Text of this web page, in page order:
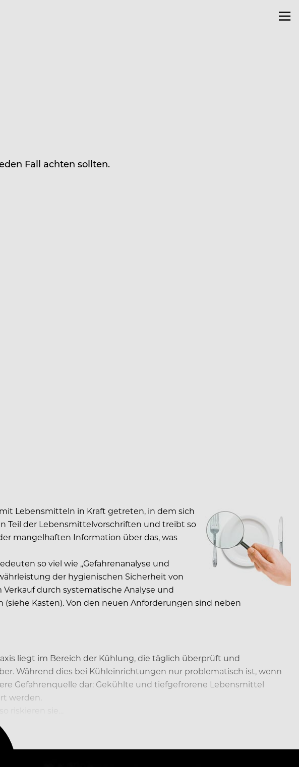
Fall achten sollten.
Lebensmitteln in Kraft getreten, in dem sich
Teil der Lebensmittelvorschriften und treibt so
mangelhaften Information über das, was
so viel wie „Gefahrenanalyse und
der hygienischen Sicherheit von
durch systematische Analyse und
Kasten). Von den neuen Anforderungen sind neben
liegt im Bereich der Kühlung, die täglich überprüft und
Während dies bei Kühleinrichtungen nur problematisch ist, wenn
Gefahrenquelle dar: Gekühlte und tiefgefrorene Lebensmittel
werden.
riskieren sie…